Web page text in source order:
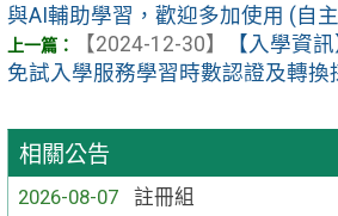
相關公告
2026-08-07
註冊組
與AI輔助學習，歡迎多加使用 (自主
【2024-12-30】
【入學資
免試入學服務學習時數認證及轉換